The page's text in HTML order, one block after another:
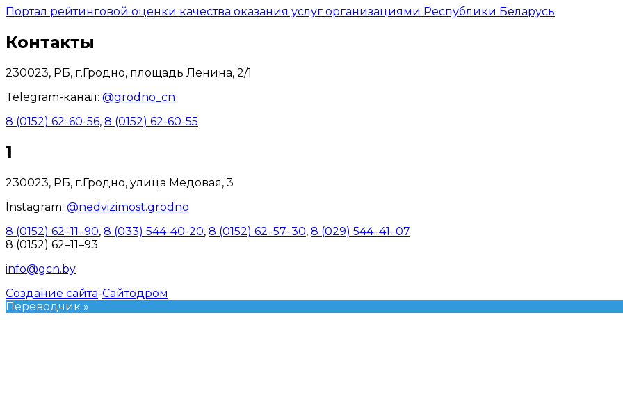
Портал рейтинговой оценки качества оказания услуг организациями Республики Беларусь
Контакты
230023, РБ, г.Гродно, площадь Ленина, 2/1
Telegram-канал: @grodno_cn
8 (0152) 62-60-56, 8 (0152) 62-60-55
1
230023, РБ, г.Гродно, улица Медовая, 3
Instagram: @nedvizimost.grodno
8 (0152) 62–11–90, 8 (033) 544-40-20, 8 (0152) 62–57–30, 8 (029) 544–41–07
8 (0152) 62–11–93
info@gcn.by
Создание сайта-Сайтодром
Переводчик »